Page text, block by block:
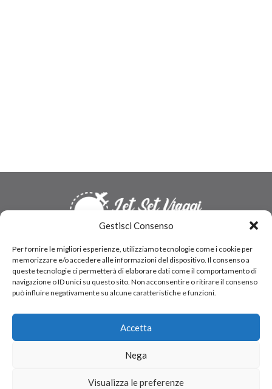
Gestisci Consenso
Per fornire le migliori esperienze, utilizziamo tecnologie come i cookie per
memorizzare e/o accedere alle informazioni del dispositivo. Il consenso a
queste tecnologie ci permetterà di elaborare dati come il comportamento di
navigazione o ID unici su questo sito. Non acconsentire o ritirare il consenso
può influire negativamente su alcune caratteristiche e funzioni.
Accetta
Nega
Visualizza le preferenze
Indirizzo:Via della Cava 28 Rosignano Solvay, Livorno
Telefono: +39 0586 322719
Mobile: +39 348 281 7128
Email: amalia@jetsetviaggi.it
Link utili